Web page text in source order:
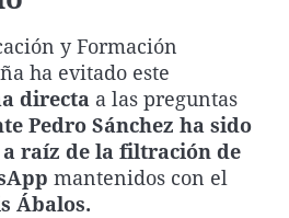
Gente viajera
Como el perro y el
Retornados
Equipo de
Operación Viuda
Galicia
La Rioja
Navarra
País Vasco
Televisión
Elecciones
y Formación
ha evitado este
directa a las preguntas
Pedro Sánchez ha sido
raíz de la filtración de
mantenidos con el
Ábalos.